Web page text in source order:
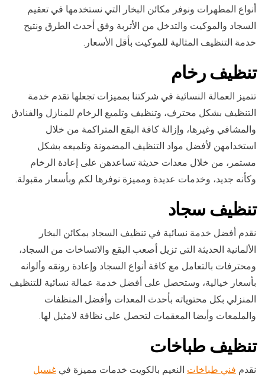
أنواع المطهرات ونوفر مكائن البخار التي نستخدمها في تعقيم
السجاد والموكيت والتدخل من الأتربة وفق أحدث الطرق ونتيح
خدمة التنظيف المثالية للموكيت بأقل الأسعار.
تنظيف رخام
تتميز العمالة النسائية في شركتنا بمميزات تجعلها تقدم خدمة
التنظيف بشكل محترف، وتنظيف وتلميع الرخام للمنازل والفنادق
والمشافي وغيرها، وإزالة كافة البقع المتراكمة من خلال
استخدامهن لأفضل مواد التنظيف المضمونة وتلميعه بشكل
مستمر، من خلال معدات حديثة تساعدهن على إعادة الرخام
وكأنه جديد، وخدمات عديدة ومميزة نوفرها لكم وبأسعار مقبولة.
تنظيف سجاد
نقدم أفضل خدمة نسائية في تنظيف السجاد بمكائن البخار
الألمانية الحديثة التي تزيل أصعب البقع والاتساخات من السجاد،
ومحترفات بالتعامل مع كافة أنواع السجاد وإعادة رونقه وألوانه
بأسعار خيالية، وستحصل على أفضل خدمة عمالة نسائية للتنظيف
المنزلي بكل محتوياته بأحدث المعدات وأفضل المنظفات
والملمعات وأيضا المعقمات لتحصل على نظافة لامثيل لها.
تنظيف طباخات
نقدم فني طباخات النعيم بالكويت خدمات مميزة في غسيل